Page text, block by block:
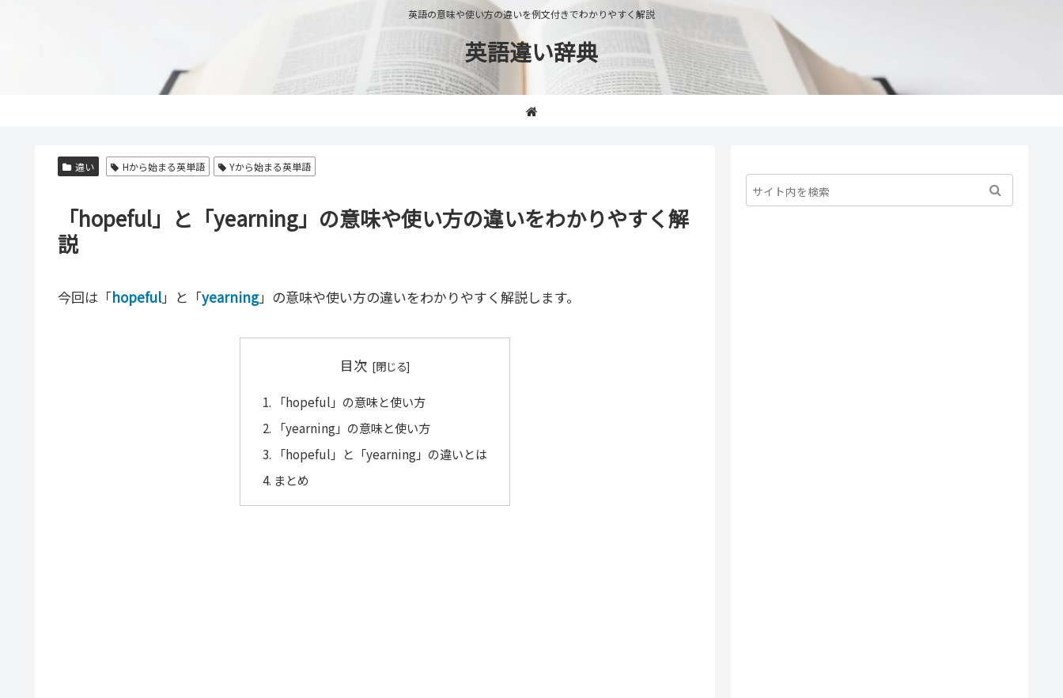
英語の意味や使い方の違いを例文付きでわかりやすく解説
英語違い辞典
違い Hから始まる英単語 Yから始まる英単語
「hopeful」と「yearning」の意味や使い方の違いをわかりやすく解
説
今回は「hopeful」と「yearning」の意味や使い方の違いをわかりやすく解説します。
目次
「hopeful」の意味と使い方
「yearning」の意味と使い方
「hopeful」と「yearning」の違いとは
まとめ